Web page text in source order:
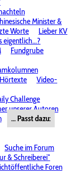
Minister &
Worte
Lieber KV
eigentlich...?
Fundgrube
Hörtexte
Video-
Challenge
unserer Autoren
... Passt dazu:
Suche im Forum
& Schreiberei"
Foren